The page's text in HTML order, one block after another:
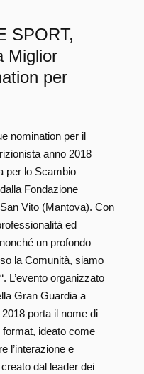
SPORT,
Miglior
per
nomination per il
anno 2018
per lo Scambio
Fondazione
Vito (Mantova). Con
ed
un profondo
la Comunità, siamo
L’evento organizzato
Gran Guardia a
porta il nome di
format, ideato come
l’interazione e
dal leader dei